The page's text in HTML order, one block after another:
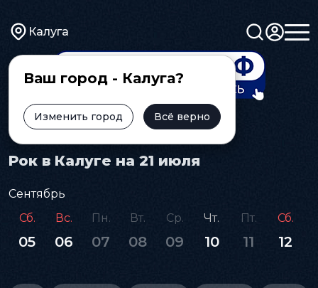
Калуга
Ваш город - Калуга?
Изменить город Всё верно
Главная Афиша Рок
Рок в Калуге на 21 июля
Сентябрь
Сб.
05
Вс.
06
Пн.
07
Вт.
08
Ср.
09
Чт.
10
Пт.
11
Сб.
12